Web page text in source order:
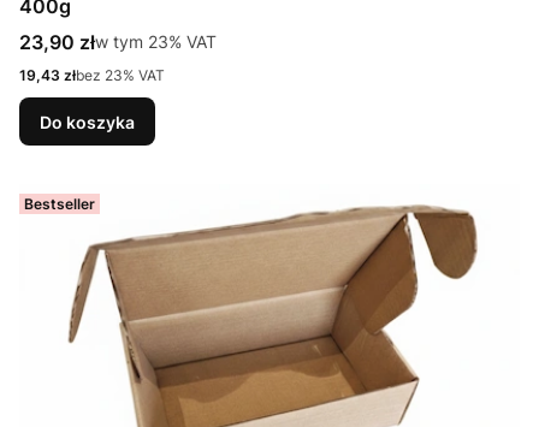
400g
Cena brutto
23,90 złw tym %s VAT
w tym 23% VAT
Cena netto
19,43 złbez 23% VAT
Do koszyka
Bestseller